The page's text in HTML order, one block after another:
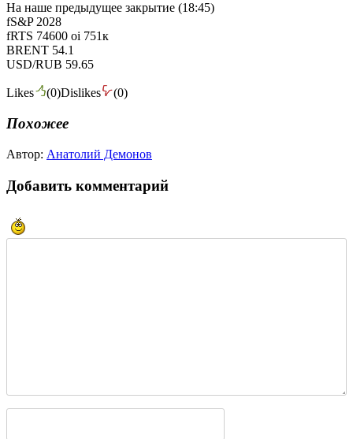
На наше предыдущее закрытие (18:45)
fS&P 2028
fRTS 74600 oi 751к
BRENT 54.1
USD/RUB 59.65
Likes (0)Dislikes (0)
Похожее
Автор: Анатолий Демонов
Добавить комментарий